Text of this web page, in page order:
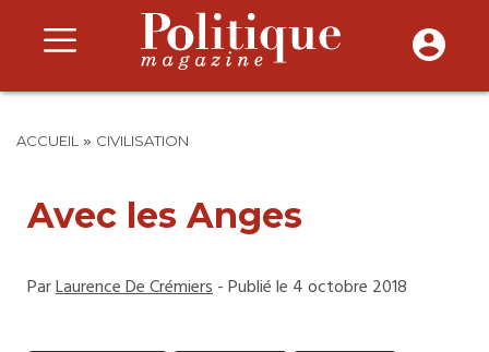
ACCUEIL » CIVILISATION
Avec les Anges
ParLaurence De Crémiers- Publié le 4 octobre 2018